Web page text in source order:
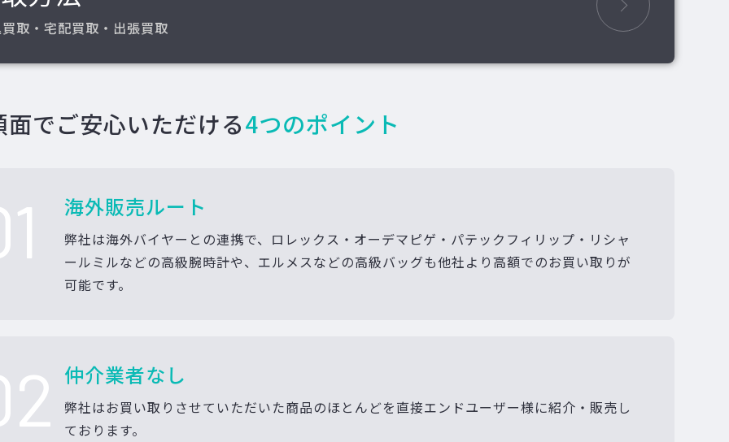
取・宅配買取・出張買取
面でご安心いただける4つのポイント
海外販売ルート
弊社は海外バイヤーとの連携で、ロレックス・オーデマピゲ・パテックフィリップ・リシャ
ールミルなどの高級腕時計や、エルメスなどの高級バッグも他社より高額でのお買い取りが
可能です。
仲介業者なし
弊社はお買い取りさせていただいた商品のほとんどを直接エンドユーザー様に紹介・販売し
ております。